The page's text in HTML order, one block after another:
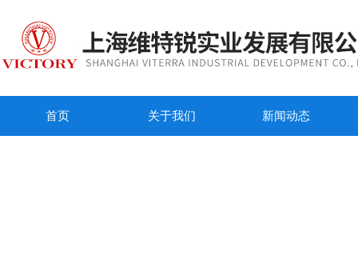
首页 关于我们 新闻动态